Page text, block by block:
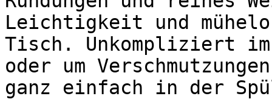
Leichtigkeit und
Tisch. Unkompliziert im
oder um
ganz einfach in der